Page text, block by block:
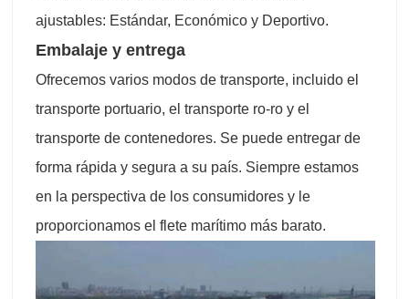
ajustables: Estándar, Económico y Deportivo.
Embalaje y entrega
Ofrecemos varios modos de transporte, incluido el
transporte portuario, el transporte ro-ro y el
transporte de contenedores. Se puede entregar de
forma rápida y segura a su país. Siempre estamos
en la perspectiva de los consumidores y le
proporcionamos el flete marítimo más barato.